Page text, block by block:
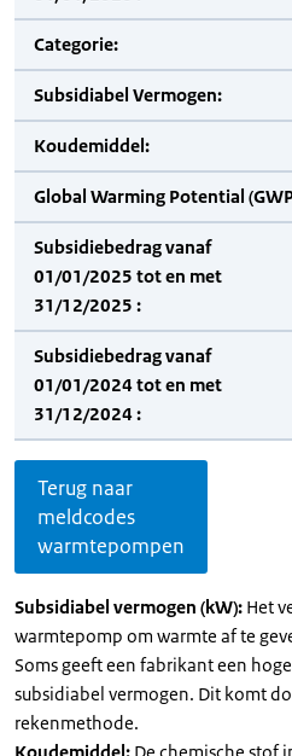
Categorie:
Subsidiabel Vermogen:
Koudemiddel:
Global Warming Potential
Subsidiebedrag vanaf
01/01/2025 tot en met
31/12/2025 :
Subsidiebedrag vanaf
01/01/2024 tot en met
31/12/2024 :
Terug naar
meldcodes
warmtepompen
Subsidiabel vermogen (kW): Het
warmtepomp om warmte af te
Soms geeft een fabrikant een
subsidiabel vermogen. Dit komt
rekenmethode.